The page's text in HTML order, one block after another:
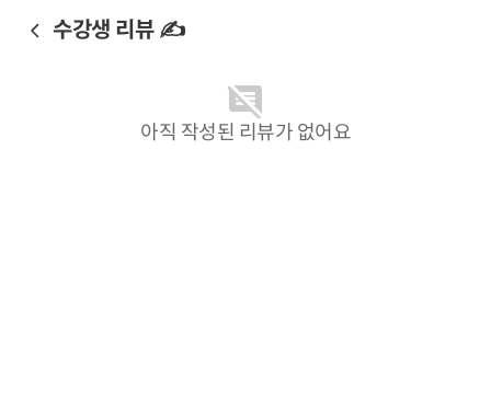
수강생 리뷰 ✍️
아직 작성된 리뷰가 없어요